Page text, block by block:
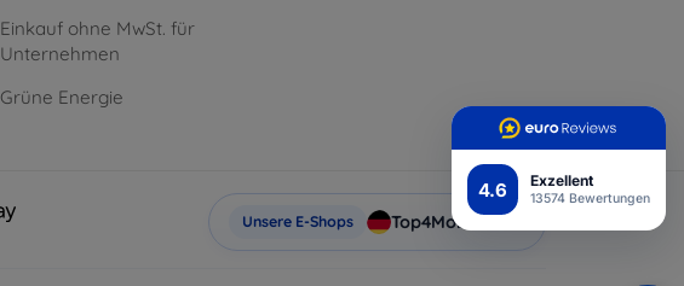
4.6 Exzellent
13574 Bewertungen
Einkauf ohne MwSt. für
Unternehmen
Grüne Energie
Unsere E-Shops Top4Mobile.de